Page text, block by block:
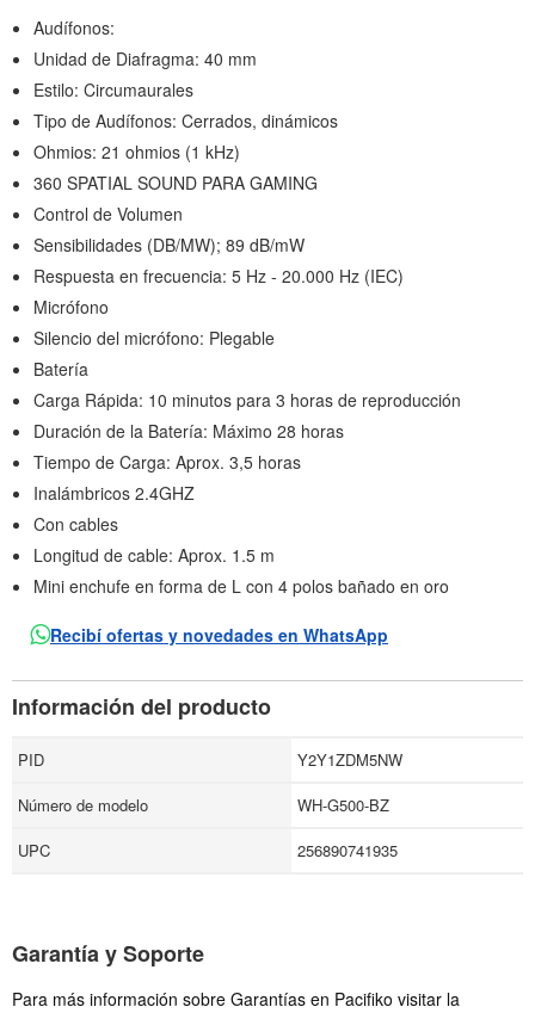
Audífonos:
Unidad de Diafragma: 40 mm
Estilo: Circumaurales
Tipo de Audífonos: Cerrados, dinámicos
Ohmios: 21 ohmios (1 kHz)
360 SPATIAL SOUND PARA GAMING
Control de Volumen
Sensibilidades (DB/MW); 89 dB/mW
Respuesta en frecuencia: 5 Hz - 20.000 Hz (IEC)
Micrófono
Silencio del micrófono: Plegable
Batería
Carga Rápida: 10 minutos para 3 horas de reproducción
Duración de la Batería: Máximo 28 horas
Tiempo de Carga: Aprox. 3,5 horas
Inalámbricos 2.4GHZ
Con cables
Longitud de cable: Aprox. 1.5 m
Mini enchufe en forma de L con 4 polos bañado en oro
Recibí ofertas y novedades en WhatsApp
Información del producto
PID
Y2Y1ZDM5NW
Número de modelo
WH-G500-BZ
UPC
256890741935
Garantía y Soporte
Para más información sobre Garantías en Pacifiko visitar la